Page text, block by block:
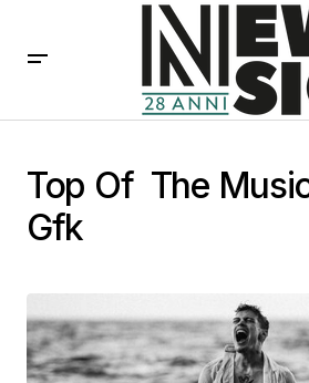
Top Of The
Gfk